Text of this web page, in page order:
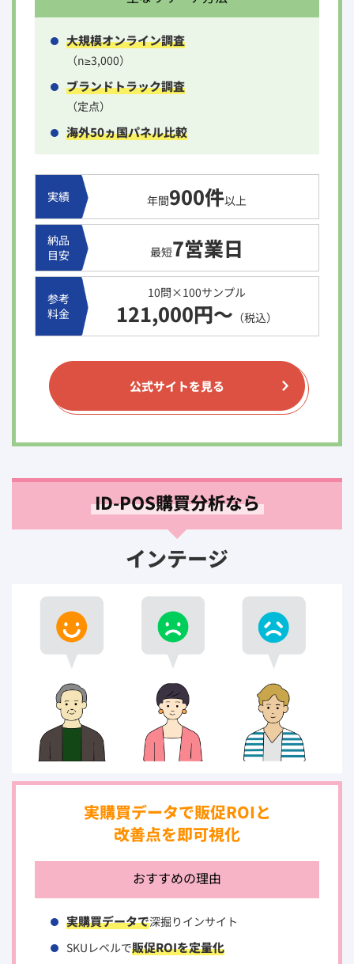
大規模オンライン調査
（n≥3,000）
ブランドトラック調査
（定点）
海外50ヵ国パネル比較
実績 年間900件以上
納品
目安
最短7営業日
参考
料金
10問×100サンプル
121,000円～ （税込）
公式サイトを見る
ID-POS購買分析なら
インテージ
実購買データで販促ROIと
改善点を即可視化
おすすめの理由
実購買データで深掘りインサイト
SKUレベルで販促ROIを定量化